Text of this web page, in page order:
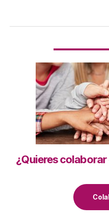
¿Quieres